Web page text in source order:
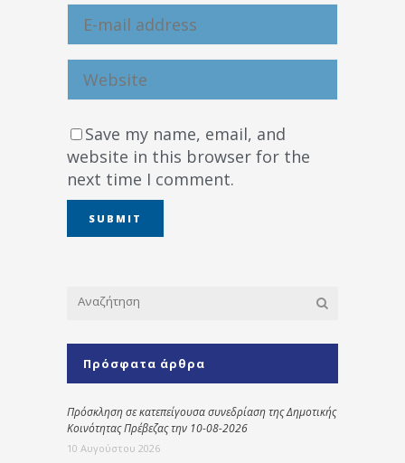
Save my name, email, and
website in this browser for the
next time I comment.
Πρόσφατα άρθρα
Πρόσκληση σε κατεπείγουσα συνεδρίαση της Δημοτικής
Κοινότητας Πρέβεζας την 10-08-2026
10 Αυγούστου 2026